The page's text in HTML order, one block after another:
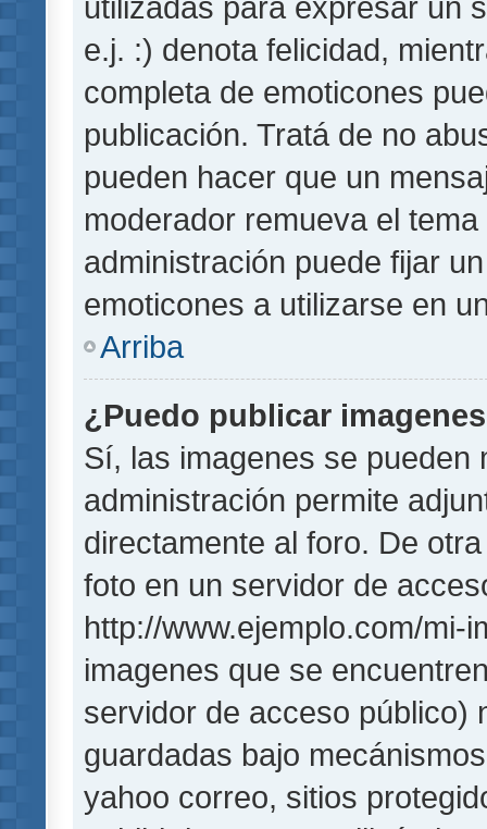
e.j. :) denota felicidad,
completa de emoticones
publicación. Tratá de no
pueden hacer que un
moderador remueva el
administración puede fijar
emoticones a utilizarse en
Arriba
¿Puedo publicar
Sí, las imagenes se pueden
administración permite
directamente al foro. De
foto en un servidor de
http://www.ejemplo.com/mi-
imagenes que se
servidor de acceso público)
guardadas bajo
yahoo correo, sitios